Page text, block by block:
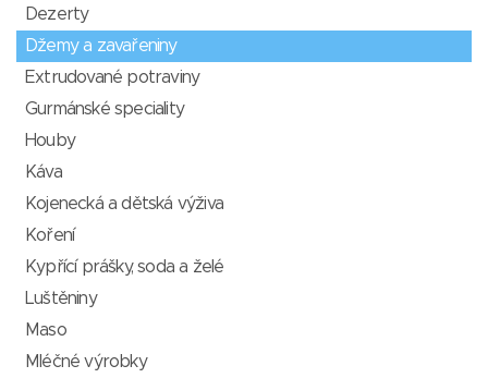
Dezerty
Džemy a zavařeniny
Extrudované potraviny
Gurmánské speciality
Houby
Káva
Kojenecká a dětská výživa
Koření
Kypřící prášky, soda a želé
Luštěniny
Maso
Mléčné výrobky